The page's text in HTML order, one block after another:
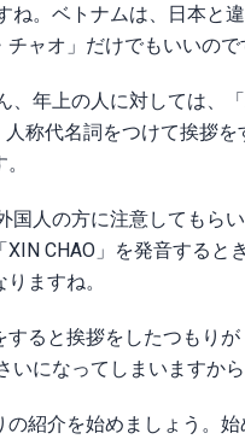
ね。ベトナムは、日本と違
ャオ」だけでもいいので
、年上の人に対しては、
人称代名詞をつけて挨拶を
国人の方に注意してもら
CHAO」を発音すると
ますね。
すると挨拶をしたつもりが
いになってしまいますから
の紹介を始めましょう。